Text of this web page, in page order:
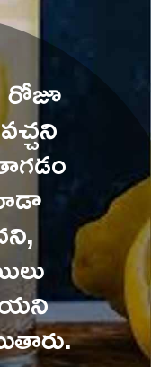
రోజూ